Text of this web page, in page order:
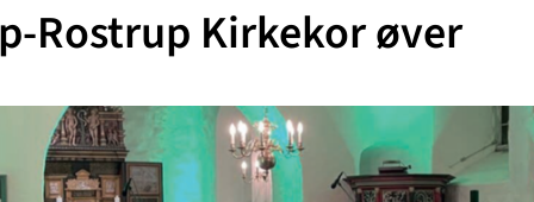
Rostrup Kirkekor øver